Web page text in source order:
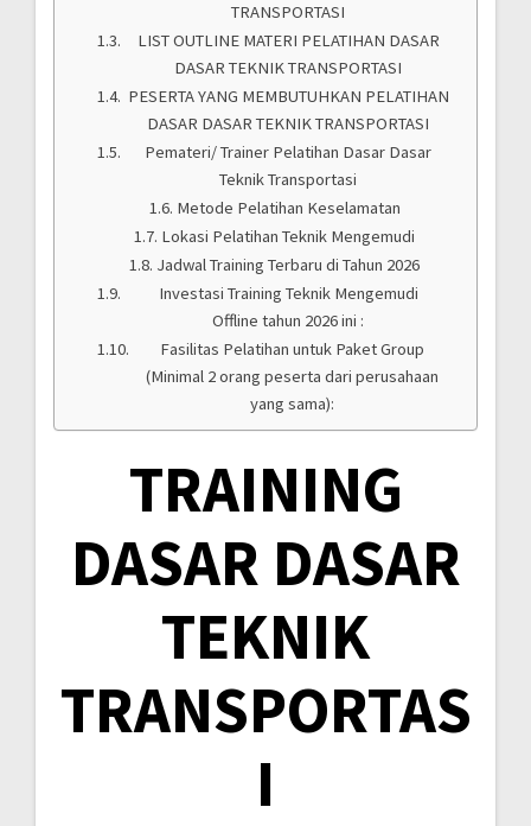
TRANSPORTASI
LIST OUTLINE MATERI PELATIHAN DASAR
DASAR TEKNIK TRANSPORTASI
PESERTA YANG MEMBUTUHKAN PELATIHAN
DASAR DASAR TEKNIK TRANSPORTASI
Pemateri/ Trainer Pelatihan Dasar Dasar
Teknik Transportasi
Metode Pelatihan Keselamatan
Lokasi Pelatihan Teknik Mengemudi
Jadwal Training Terbaru di Tahun 2026
Investasi Training Teknik Mengemudi
Offline tahun 2026 ini :
Fasilitas Pelatihan untuk Paket Group
(Minimal 2 orang peserta dari perusahaan
yang sama):
TRAINING
DASAR DASAR
TEKNIK
TRANSPORTAS
I